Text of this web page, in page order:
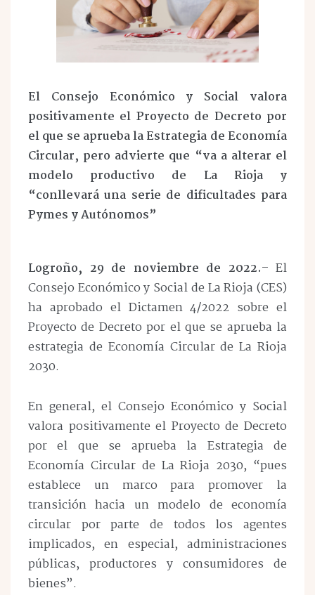
El Consejo Económico y Social valora
positivamente el Proyecto de Decreto por
el que se aprueba la Estrategia de Economía
Circular, pero advierte que “va a alterar el
modelo productivo de La Rioja y
“conllevará una serie de dificultades para
Pymes y Autónomos”
Logroño, 29 de noviembre de 2022.– El
Consejo Económico y Social de La Rioja (CES)
ha aprobado el Dictamen 4/2022 sobre el
Proyecto de Decreto por el que se aprueba la
estrategia de Economía Circular de La Rioja
2030.
En general, el Consejo Económico y Social
valora positivamente el Proyecto de Decreto
por el que se aprueba la Estrategia de
Economía Circular de La Rioja 2030, “pues
establece un marco para promover la
transición hacia un modelo de economía
circular por parte de todos los agentes
implicados, en especial, administraciones
públicas, productores y consumidores de
bienes”.